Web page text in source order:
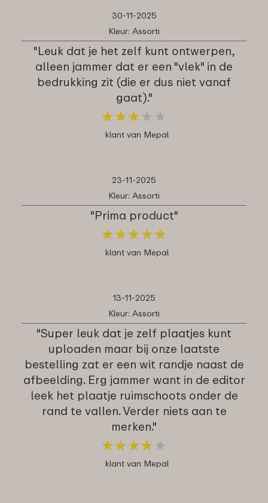
30-11-2025
Kleur: Assorti
"Leuk dat je het zelf kunt ontwerpen,
alleen jammer dat er een "vlek" in de
bedrukking zit (die er dus niet vanaf
gaat)."
★★★ ★ ★
★★★ ★ ★
klant van Mepal
23-11-2025
Kleur: Assorti
"Prima product"
★★★★★
★★★★★
klant van Mepal
13-11-2025
Kleur: Assorti
"Super leuk dat je zelf plaatjes kunt
uploaden maar bij onze laatste
bestelling zat er een wit randje naast de
afbeelding. Erg jammer want in de editor
leek het plaatje ruimschoots onder de
rand te vallen. Verder niets aan te
merken."
★★★★ ★
★★★★ ★
klant van Mepal